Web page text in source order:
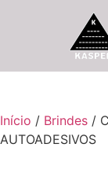
Início / Brindes /
AUTOADESIVOS